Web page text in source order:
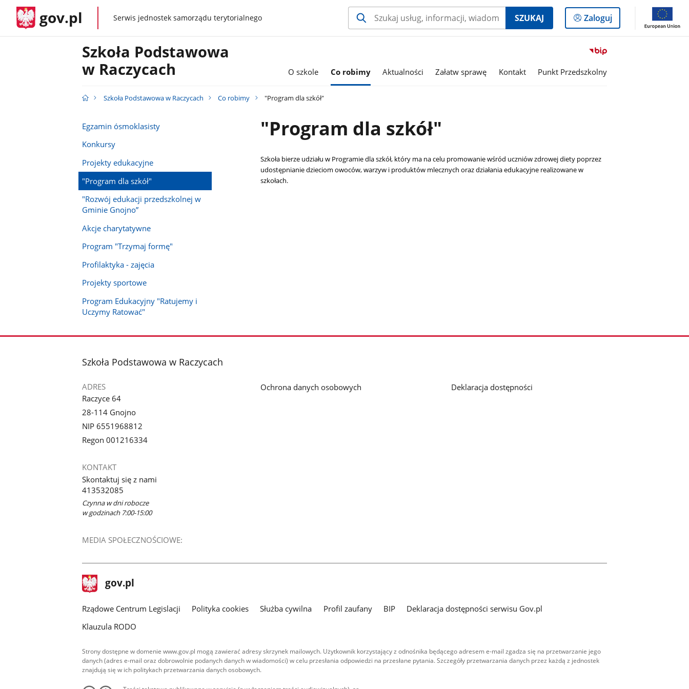
gov.pl gov.plSerwis jednostek samorządu terytorialnego SZUKAJ
Logowanie
do
Zaloguj
Przejdź
serwisu
Szkoła Podstawowa
w Raczycach
O szkole Co robimy Aktualności Załatw sprawę Kontakt Punkt Przedszkolny
Szkoła Podstawowa w Raczycach Co robimy "Program dla szkół"
Egzamin ósmoklasisty
Konkursy
Projekty edukacyjne
"Program dla szkół"
"Rozwój edukacji przedszkolnej w
Gminie Gnojno”
Akcje charytatywne
Program "Trzymaj formę"
Profilaktyka - zajęcia
Projekty sportowe
Program Edukacyjny "Ratujemy i
Uczymy Ratować"
"Program dla szkół"
Szkoła bierze udziału w Programie dla szkół, który ma na celu promowanie wśród uczniów zdrowej diety poprzez
udostępnianie dzieciom owoców, warzyw i produktów mlecznych oraz działania edukacyjne realizowane w
szkołach.
stopka
Szkoła Podstawowa w Raczycach
ADRES
Raczyce 64
28-114 Gnojno
NIP 6551968812
Regon 001216334
KONTAKT
Skontaktuj się z nami
413532085
Czynna w dni robocze
w godzinach 7:00-15:00
MEDIA SPOŁECZNOŚCIOWE:
Ochrona danych osobowych Deklaracja dostępności
stopka
gov.pl Strona
gov.pl
Rządowe Centrum Legislacji Polityka cookies Służba cywilna Profil zaufany BIP
Deklaracja dostępności serwisu Gov.pl
Klauzula RODO
Strony dostępne w domenie www.gov.pl mogą zawierać adresy skrzynek mailowych. Użytkownik korzystający z odnośnika będącego adresem e-mail zgadza się na przetwarzanie jego
danych (adres e-mail oraz dobrowolnie podanych danych w wiadomości) w celu przesłania odpowiedzi na przesłane pytania. Szczegóły przetwarzania danych przez każdą z jednostek
znajdują się w ich politykach przetwarzania danych osobowych.